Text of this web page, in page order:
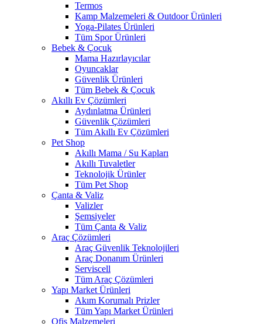
Termos
Kamp Malzemeleri & Outdoor Ürünleri
Yoga-Pilates Ürünleri
Tüm Spor Ürünleri
Bebek & Çocuk
Mama Hazırlayıcılar
Oyuncaklar
Güvenlik Ürünleri
Tüm Bebek & Çocuk
Akıllı Ev Çözümleri
Aydınlatma Ürünleri
Güvenlik Çözümleri
Tüm Akıllı Ev Çözümleri
Pet Shop
Akıllı Mama / Su Kapları
Akıllı Tuvaletler
Teknolojik Ürünler
Tüm Pet Shop
Çanta & Valiz
Valizler
Şemsiyeler
Tüm Çanta & Valiz
Araç Çözümleri
Araç Güvenlik Teknolojileri
Araç Donanım Ürünleri
Serviscell
Tüm Araç Çözümleri
Yapı Market Ürünleri
Akım Korumalı Prizler
Tüm Yapı Market Ürünleri
Ofis Malzemeleri